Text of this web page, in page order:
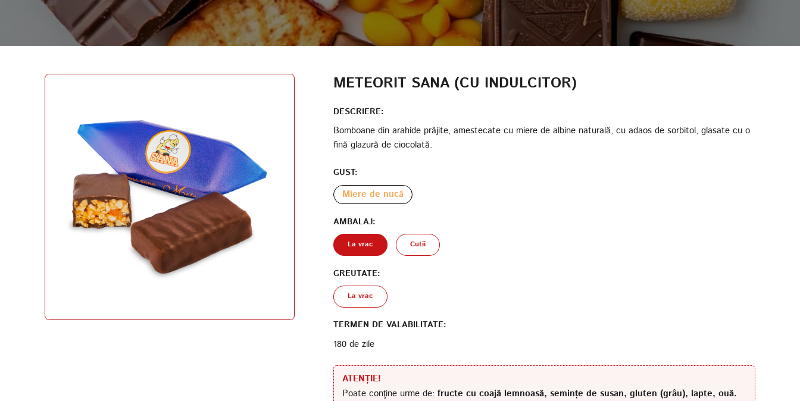
METEORIT SANA (CU INDULCITOR)
DESCRIERE:
Bomboane din arahide prăjite, amestecate cu miere de albine naturală, cu adaos de sorbitol, glasate cu o
fină glazură de ciocolată.
GUST:
Miere de nucă
AMBALAJ:
La vrac Cutii
GREUTATE:
La vrac
TERMEN DE VALABILITATE:
180 de zile
ATENȚIE!
Poate conţine urme de:fructe cu coajă lemnoasă, semințe de susan, gluten (grâu), lapte, ouă.
CREAȚI UN CONT
serviciilor
Politica de confidențialitate
AUTENTIFICARE
DATA NAȘTERII
CREAȚI UN CONT